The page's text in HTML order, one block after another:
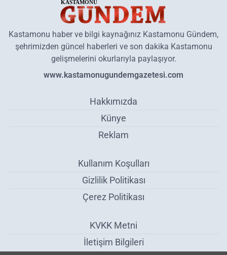
Kastamonu haber ve bilgi kaynağınız Kastamonu Gündem,
şehrimizden güncel haberleri ve son dakika Kastamonu
gelişmelerini okurlarıyla paylaşıyor.
www.kastamonugundemgazetesi.com
Hakkımızda
Künye
Reklam
Kullanım Koşulları
Gizlilik Politikası
Çerez Politikası
KVKK Metni
İletişim Bilgileri